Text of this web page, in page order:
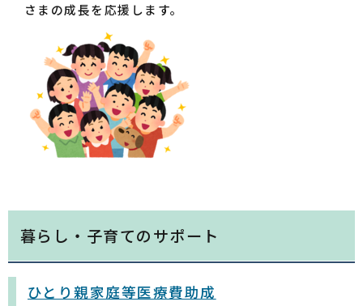
さまの成長を応援します。
暮らし・子育てのサポート
ひとり親家庭等医療費助成